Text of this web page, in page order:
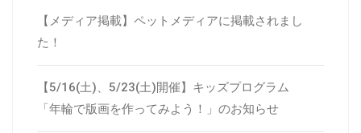
【メディア掲載】ペットメディアに掲載されまし
た！
【5/16(土)、5/23(土)開催】キッズプログラム
「年輪で版画を作ってみよう！」のお知らせ